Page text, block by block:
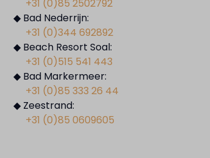
+31 (0)85 2502792
◆ Bad Nederrijn:
+31 (0)344 692892
◆ Beach Resort Soal:
+31 (0)515 541 443
◆ Bad Markermeer:
+31 (0)85 333 26 44
◆ Zeestrand:
+31 (0)85 0609605